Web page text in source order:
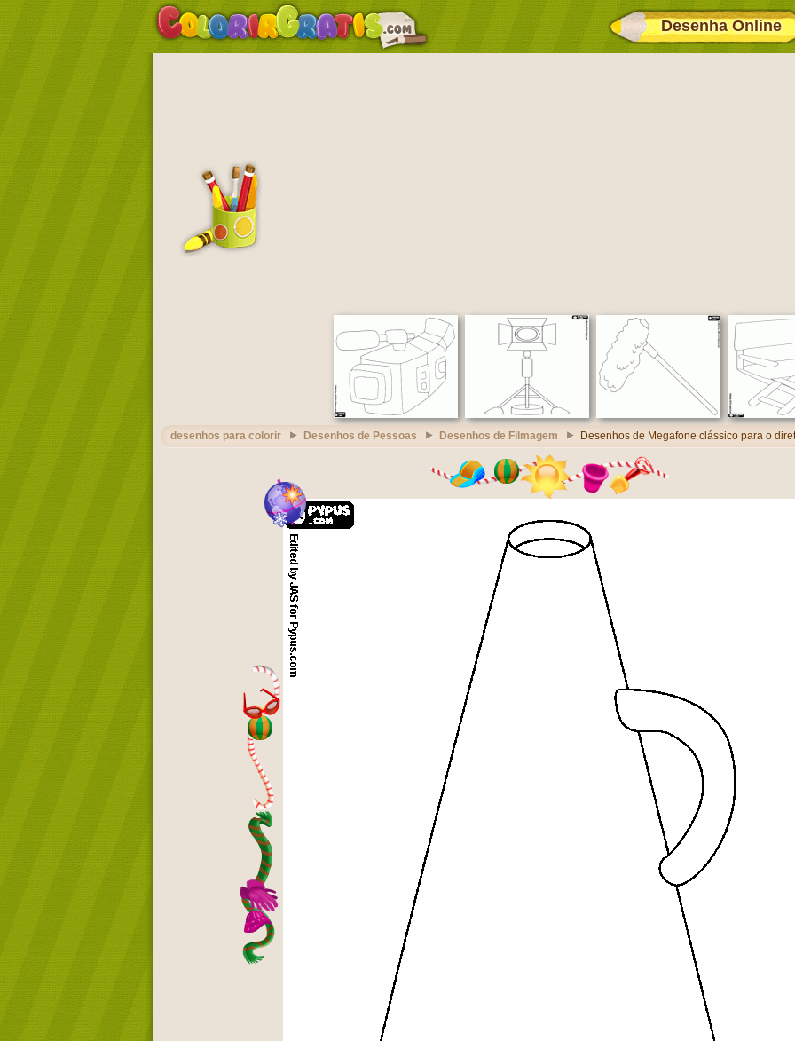
Desenha Online
desenhos para colorir Desenhos de Pessoas Desenhos de Filmagem Desenhos de Megafone clássico para o